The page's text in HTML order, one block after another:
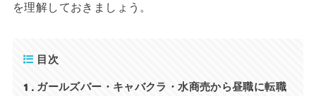
を理解しておきましょう。
目次
1
ガールズバー・キャバクラ・水商売から昼職に転職